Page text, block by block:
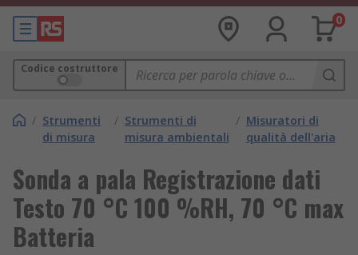
0
Codice costruttore
/ Strumenti
di misura
/ Strumenti di
misura ambientali
/ Misuratori di
qualità dell'aria
Sonda a pala Registrazione dati
Testo 70 °C 100 %RH, 70 °C max
Batteria